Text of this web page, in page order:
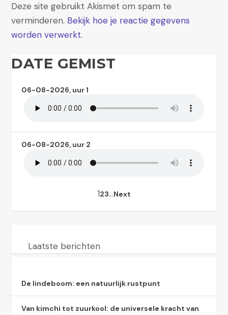
Deze site gebruikt Akismet om spam te
verminderen. Bekijk hoe je reactie gegevens
worden verwerkt.
DATE GEMIST
06-08-2026, uur 1
06-08-2026, uur 2
123…Next
Laatste berichten
De lindeboom: een natuurlijk rustpunt
Van kimchi tot zuurkool: de universele kracht van